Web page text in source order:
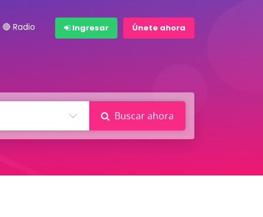
🔴 Radio Ingresar Únete ahora
Buscar ahora